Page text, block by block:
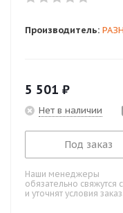
Производитель:
5 501 ₽
Нет в наличии
Под заказ
Наши менеджеры
обязательно свяжутся
и уточнят условия